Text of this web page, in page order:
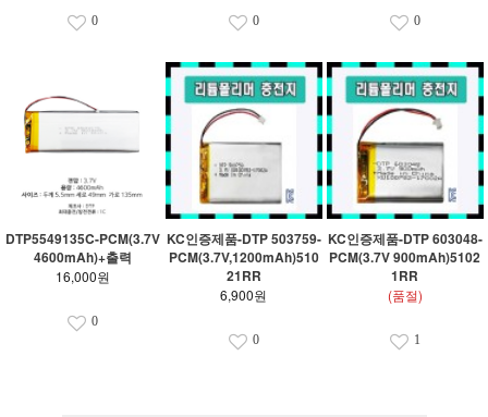
0 0 0
DTP5549135C-PCM(3.7V
4600mAh)+출력
16,000원
0
KC인증제품-DTP 503759-
PCM(3.7V,1200mAh)510
21RR
6,900원
0
KC인증제품-DTP 603048-
PCM(3.7V 900mAh)5102
1RR
(품절)
1